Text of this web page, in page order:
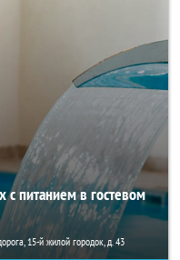
питанием в гостевом
15-й жилой городок, д. 43